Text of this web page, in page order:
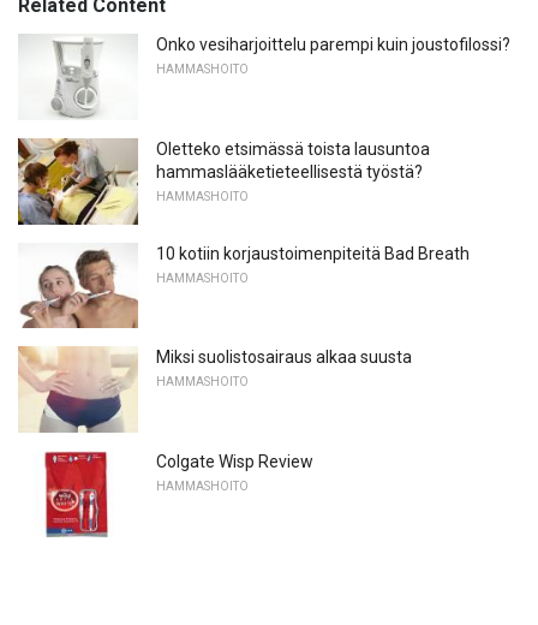
Related Content
Onko vesiharjoittelu parempi kuin joustofilossi?
HAMMASHOITO
Oletteko etsimässä toista lausuntoa
hammaslääketieteellisestä työstä?
HAMMASHOITO
10 kotiin korjaustoimenpiteitä Bad Breath
HAMMASHOITO
Miksi suolistosairaus alkaa suusta
HAMMASHOITO
Colgate Wisp Review
HAMMASHOITO